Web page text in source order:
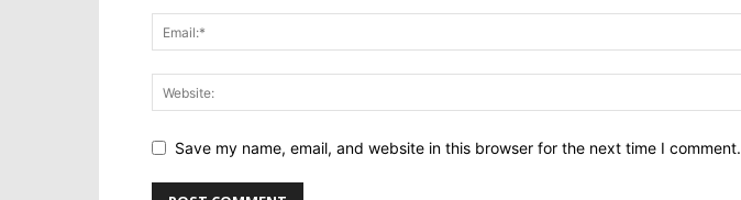
Save my name, email, and website in this browser for the next time I comment.